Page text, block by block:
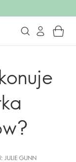
JULIE GUNN